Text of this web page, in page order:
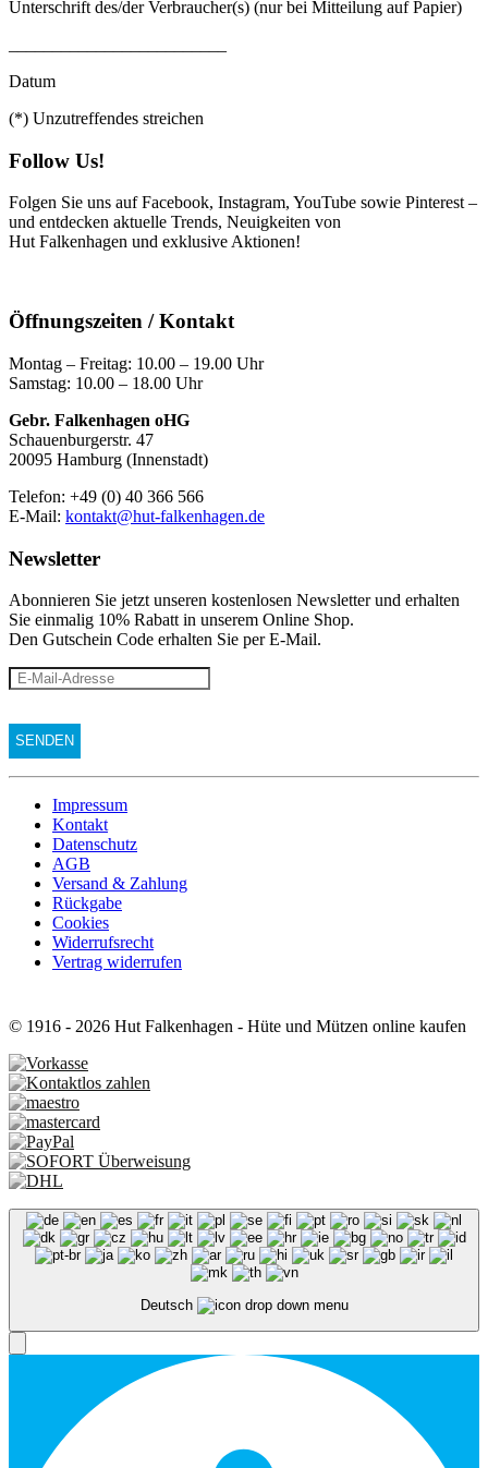
Unterschrift des/der Verbraucher(s) (nur bei Mitteilung auf Papier)
Datum
(*) Unzutreffendes streichen
Follow Us!
Folgen Sie uns auf Facebook, Instagram, YouTube sowie Pinterest –
und entdecken aktuelle Trends, Neuigkeiten von
Hut Falkenhagen und exklusive Aktionen!
Öffnungszeiten / Kontakt
Montag – Freitag: 10.00 – 19.00 Uhr
Samstag: 10.00 – 18.00 Uhr
Gebr. Falkenhagen oHG
Schauenburgerstr. 47
20095 Hamburg (Innenstadt)
Telefon: +49 (0) 40 366 566
E-Mail: kontakt@hut-falkenhagen.de
Newsletter
Abonnieren Sie jetzt unseren kostenlosen Newsletter und erhalten
Sie einmalig 10% Rabatt in unserem Online Shop.
Den Gutschein Code erhalten Sie per E-Mail.
Impressum
Kontakt
Datenschutz
AGB
Versand & Zahlung
Rückgabe
Cookies
Widerrufsrecht
Vertrag widerrufen
© 1916 - 2026 Hut Falkenhagen - Hüte und Mützen online kaufen
Deutsch